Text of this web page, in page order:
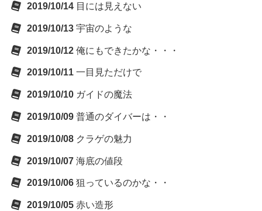
2019/10/14 目には見えない
2019/10/13 宇宙のような
2019/10/12 俺にもできたかな・・・
2019/10/11 一目見ただけで
2019/10/10 ガイドの魔法
2019/10/09 普通のダイバーは・・
2019/10/08 クラゲの魅力
2019/10/07 海底の値段
2019/10/06 狙っているのかな・・
2019/10/05 赤い造形